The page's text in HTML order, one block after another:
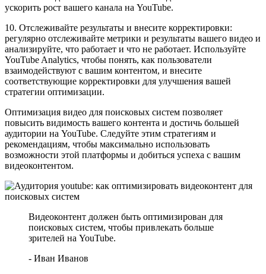
ускорить рост вашего канала на YouTube.
10. Отслеживайте результаты и внесите корректировки:
регулярно отслеживайте метрики и результаты вашего видео и
анализируйте, что работает и что не работает. Используйте
YouTube Analytics, чтобы понять, как пользователи
взаимодействуют с вашим контентом, и внесите
соответствующие корректировки для улучшения вашей
стратегии оптимизации.
Оптимизация видео для поисковых систем позволяет
повысить видимость вашего контента и достичь большей
аудитории на YouTube. Следуйте этим стратегиям и
рекомендациям, чтобы максимально использовать
возможности этой платформы и добиться успеха с вашим
видеоконтентом.
Видеоконтент должен быть оптимизирован для
поисковых систем, чтобы привлекать больше
зрителей на YouTube.
- Иван Иванов